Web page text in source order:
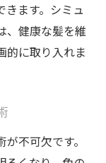
きます。シミュ
、健康な髪を維
的に取り入れま
不可欠です。